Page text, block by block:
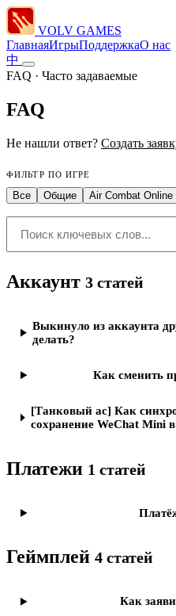
VOLV GAMES
ГлавнаяИгрыПоддержкаО нас
中
FAQ · Часто задаваемые
FAQ
Не нашли ответ? Создать
ФИЛЬТР ПО ИГРЕ
Все Общие Air Combat Online
Аккаунт 3 статей
Выкинуло из аккаунта
делать?
Как сменить
[Танковый ас] Как
сохранение WeChat Mini
Платежи 1 статей
Геймплей 4 статей
Как